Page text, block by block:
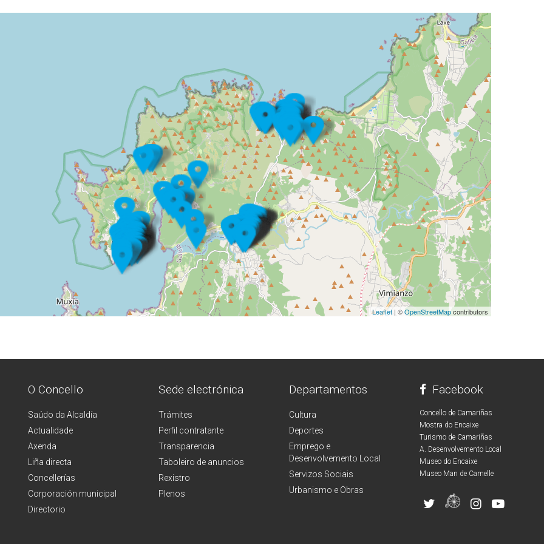
Leaflet | ©OpenStreetMapcontributors
O Concello
Saúdo da Alcaldía
Actualidade
Axenda
Liña directa
Concellerías
Corporación municipal
Directorio
Sede electrónica
Trámites
Perfil contratante
Transparencia
Taboleiro de anuncios
Rexistro
Plenos
Departamentos
Cultura
Deportes
Emprego e
Desenvolvemento Local
Servizos Sociais
Urbanismo e Obras
Facebook
Concello de Camariñas
Mostra do Encaixe
Turismo de Camariñas
A. Desenvolvemento Local
Museo do Encaixe
Museo Man de Camelle